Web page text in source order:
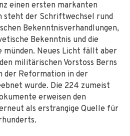
einen ersten markanten
steht der Schriftwechsel rund
Bekenntnisverhandlungen,
Bekenntnis und die
münden. Neues Licht fällt aber
militärischen Vorstoss Berns
der Reformation in der
wurde. Die 224 zumeist
erweisen den
als erstrangige Quelle für